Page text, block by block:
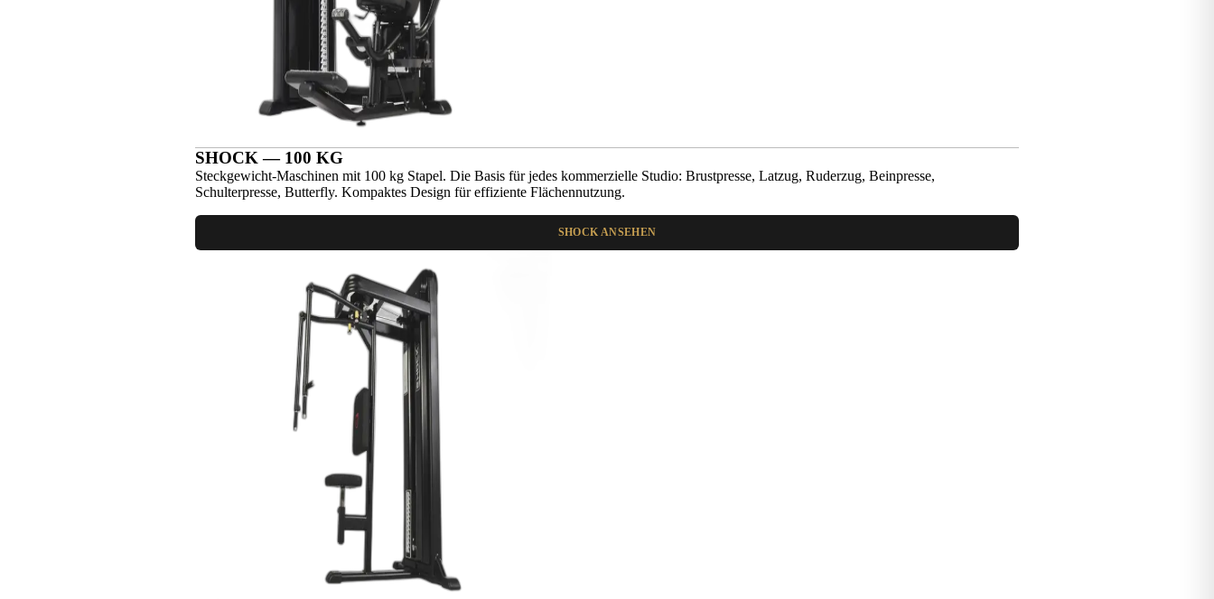
SHOCK — 100 KG
Steckgewicht-Maschinen mit 100 kg Stapel. Die Basis für jedes kommerzielle Studio: Brustpresse, Latzug, Ruderzug, Beinpresse,
Schulterpresse, Butterfly. Kompaktes Design für effiziente Flächennutzung.
SHOCK ANSEHEN